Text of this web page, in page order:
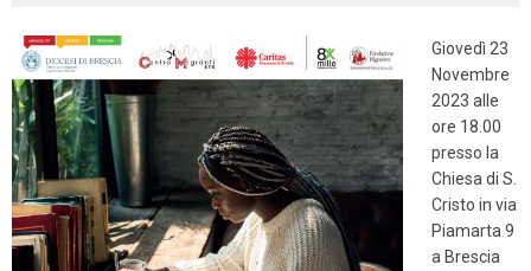
Giovedì 23
Novembre
2023 alle
ore 18.00
presso la
Chiesa di S.
Cristo in via
Piamarta 9
a Brescia